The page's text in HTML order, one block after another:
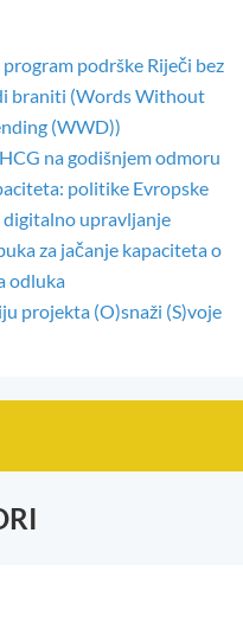
podrške Riječi bez
braniti (Words Without
(WWD))
na godišnjem odmoru
politike Evropske
digitalno upravljanje
za jačanje kapaciteta o
odluka
projekta (O)snaži (S)voje